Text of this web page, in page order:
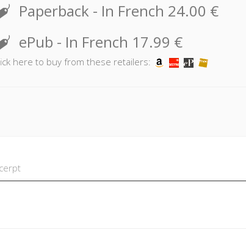
Paperback - In French 24.00 €
ePub - In French 17.99 €
here to buy from these retailers: